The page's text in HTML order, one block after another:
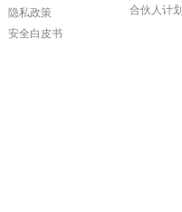
隐私政策
安全白皮书
合伙人计划